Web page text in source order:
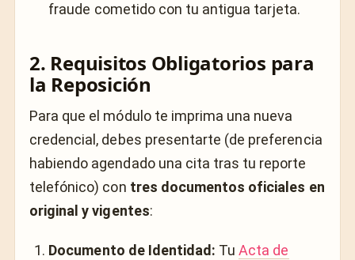
fraude cometido con tu antigua tarjeta.
2. Requisitos Obligatorios para
la Reposición
Para que el módulo te imprima una nueva
credencial, debes presentarte (de preferencia
habiendo agendado una cita tras tu reporte
telefónico) con tres documentos oficiales en
original y vigentes:
Documento de Identidad: TuActa de